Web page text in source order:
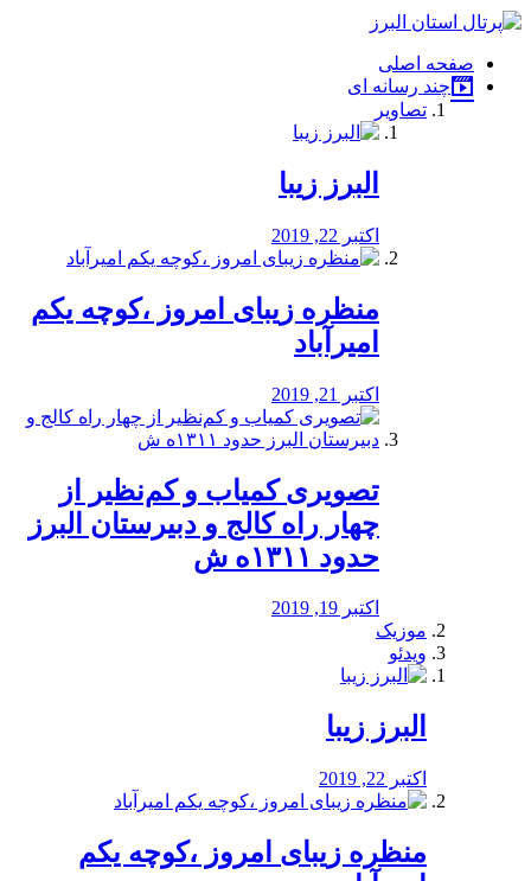
فصد
شرق
تهران
خشکشویی
صفحه اصلی
چند رسانه ای
تصاویر
البرز زیبا
اکتبر 22, 2019
منظره‌‌ زیبای امروز ،کوچه یکم
امیرآباد
اکتبر 21, 2019
️تصویری کمیاب و کم‌نظیر از
چهار راه كالج و دبيرستان البرز
حدود ۱۳۱۱ه ش
اکتبر 19, 2019
موزیک
ویدئو
البرز زیبا
اکتبر 22, 2019
منظره‌‌ زیبای امروز ،کوچه یکم